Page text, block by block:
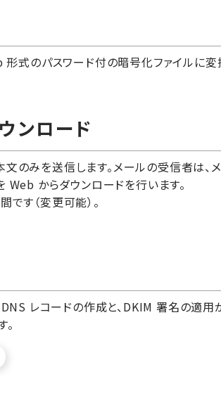
式のパスワード付の暗号化ファイルに変
ンロード
文のみを送信します。メールの受信者は
Web からダウンロードを行います。
す（変更可能）。
レコードの作成と、DKIM 署名の適用